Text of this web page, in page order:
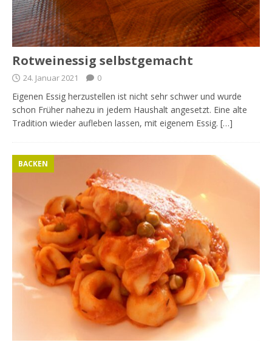
Rotweinessig selbstgemacht
24. Januar 2021 0
Eigenen Essig herzustellen ist nicht sehr schwer und wurde
schon Früher nahezu in jedem Haushalt angesetzt. Eine alte
Tradition wieder aufleben lassen, mit eigenem Essig. […]
BACKEN